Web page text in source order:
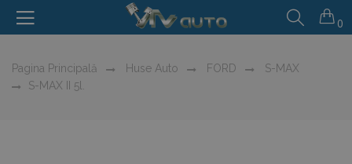
0
Pagina Principală Huse Auto FORD
S-MAX
S-MAX II 5l.